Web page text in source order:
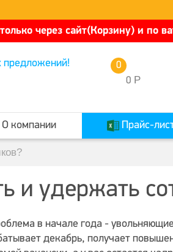
через сайт(Корзину) и по
предложений!
0 Р
0
О компании Прайс-
и удержать
в начале года -
декабрь, получает